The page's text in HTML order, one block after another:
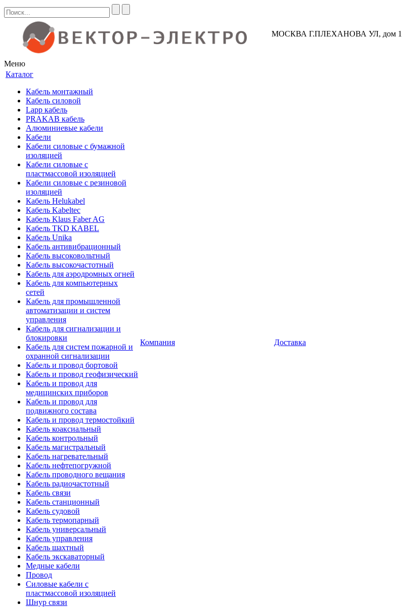
МОСКВА Г.ПЛЕХАНОВА УЛ, дом 15,
Меню
Каталог
Кабель монтажный
Кабель силовой
Lapp кабель
PRAKAB кабель
Алюминиевые кабели
Кабели
Кабели силовые с бумажной
изоляцией
Кабели силовые с
пластмассовой изоляцией
Кабели силовые с резиновой
изоляцией
Кабель Helukabel
Кабель Kabeltec
Кабель Klaus Faber AG
Кабель TKD KABEL
Кабель Unika
Кабель антивибрационный
Кабель высоковольтный
Кабель высокочастотный
Кабель для аэродромных огней
Кабель для компьютерных
сетей
Кабель для промышленной
автоматизации и систем
управления
Кабель для сигнализации и
блокировки
Кабель для систем пожарной и
охранной сигнализации
Кабель и провод бортовой
Кабель и провод геофизический
Кабель и провод для
медицинских приборов
Кабель и провод для
подвижного состава
Кабель и провод термостойкий
Кабель коаксиальный
Кабель контрольный
Кабель магистральный
Кабель нагревательный
Кабель нефтепогружной
Кабель проводного вещания
Кабель радиочастотный
Кабель связи
Кабель станционный
Кабель судовой
Кабель термопарный
Кабель универсальный
Кабель управления
Кабель шахтный
Кабель экскаваторный
Медные кабели
Провод
Силовые кабели с
пластмассовой изоляцией
Шнур связи
Компания Доставка